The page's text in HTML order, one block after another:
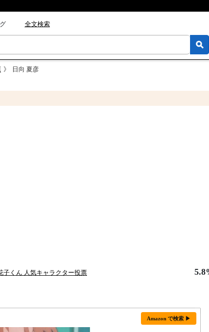
全文検索
日向 夏彦
子くん 人気キャラクター投票
Amazon で検索 ▶